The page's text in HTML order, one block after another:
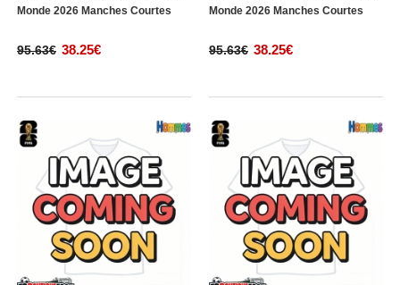
Monde 2026 Manches Courtes
95.63€ 38.25€
Monde 2026 Manches Courtes
95.63€ 38.25€